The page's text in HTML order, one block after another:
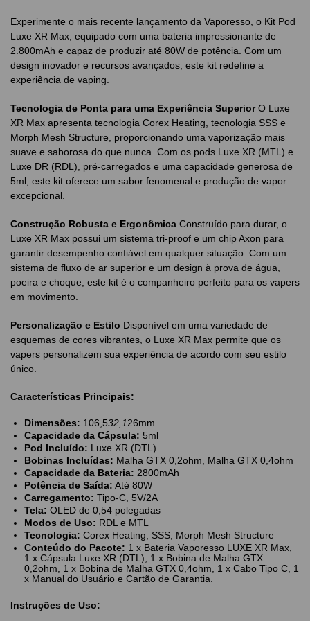
Experimente o mais recente lançamento da Vaporesso, o Kit Pod
Luxe XR Max, equipado com uma bateria impressionante de
2.800mAh e capaz de produzir até 80W de potência. Com um
design inovador e recursos avançados, este kit redefine a
experiência de vaping.
Tecnologia de Ponta para uma Experiência SuperiorO Luxe
XR Max apresenta tecnologia Corex Heating, tecnologia SSS e
Morph Mesh Structure, proporcionando uma vaporização mais
suave e saborosa do que nunca. Com os pods Luxe XR (MTL) e
Luxe DR (RDL), pré-carregados e uma capacidade generosa de
5ml, este kit oferece um sabor fenomenal e produção de vapor
excepcional.
Construção Robusta e Ergonômica Construído para durar, o
Luxe XR Max possui um sistema tri-proof e um chip Axon para
garantir desempenho confiável em qualquer situação. Com um
sistema de fluxo de ar superior e um design à prova de água,
poeira e choque, este kit é o companheiro perfeito para os vapers
em movimento.
Personalização e Estilo Disponível em uma variedade de
esquemas de cores vibrantes, o Luxe XR Max permite que os
vapers personalizem sua experiência de acordo com seu estilo
único.
Características Principais:
Dimensões: 106,532,126mm
Capacidade da Cápsula: 5ml
Pod Incluído: Luxe XR (DTL)
Bobinas Incluídas: Malha GTX 0,2ohm, Malha GTX 0,4ohm
Capacidade da Bateria: 2800mAh
Potência de Saída: Até 80W
Carregamento: Tipo-C, 5V/2A
Tela: OLED de 0,54 polegadas
Modos de Uso: RDL e MTL
Tecnologia: Corex Heating, SSS, Morph Mesh Structure
Conteúdo do Pacote: 1 x Bateria Vaporesso LUXE XR Max,
1 x Cápsula Luxe XR (DTL), 1 x Bobina de Malha GTX
0,2ohm, 1 x Bobina de Malha GTX 0,4ohm, 1 x Cabo Tipo C, 1
x Manual do Usuário e Cartão de Garantia.
Instruções de Uso: